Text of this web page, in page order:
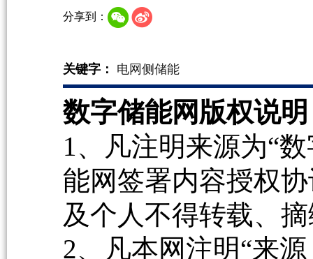
分享到：
关键字： 电网侧储能
数字储能网版权说
1、凡注明来源为“
能网签署内容授权
及个人不得转载、
2、凡本网注明“来